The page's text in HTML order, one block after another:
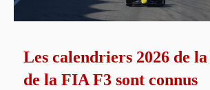
Les calendriers 2026 de
de la FIA F3 sont connus